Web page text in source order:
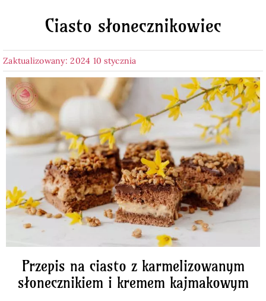
Desery
Napoje
Pieczywo
Przetwory
Posiłki
Zdrowo i fit
Ciasto słonecznikowiec
Zaktualizowany: 2024 10 stycznia
Przepis na ciasto z karmelizowanym
słonecznikiem i kremem kajmakowym